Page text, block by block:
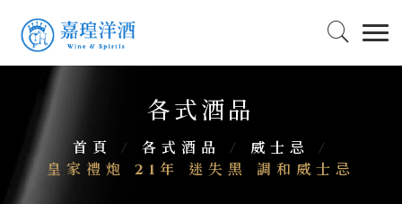
各式酒品
首頁 / 各式酒品 / 威士忌
/
皇家禮炮 21年 迷失黑 調和威士忌